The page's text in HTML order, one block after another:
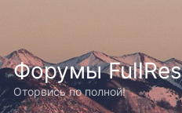
Форумы
Оторвись по полной!